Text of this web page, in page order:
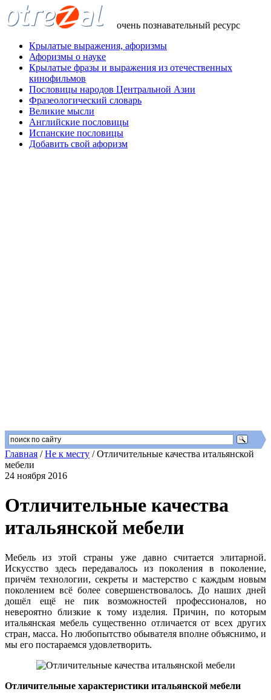
очень познавательный ресурс
Крылатые выражения, афоризмы
Афоризмы о науке
Крылатые фразы и выражения из отечественных
кинофильмов
Пословицы народов Центральной Азии
Фразеологический словарь
Великие мысли
Английские пословицы
Испанские пословицы
Добавить свой афоризм
Главная /Не к месту /Отличительные качества итальянской
мебели
24 ноября 2016
Отличительные качества
итальянской мебели
Мебель из этой страны уже давно считается элитарной.
Искусство здесь передавалось из поколения в поколение,
причём технологии, секреты и мастерство с каждым новым
поколением всё более совершенствовалось. До наших дней
дошёл ещё не пик возможностей профессионалов, но
невероятно близкие к тому изделия. Причин, по которым
итальянская мебель существенно отличается от всех других
стран, масса. Но любопытство обывателя вполне объяснимо, и
мы его постараемся удовлетворить.
Отличительные характеристики итальянской мебели